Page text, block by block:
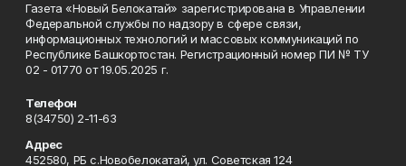
Газета «Новый Белокатай» зарегистрирована в Управлении
Федеральной службы по надзору в сфере связи,
информационных технологий и массовых коммуникаций по
Республике Башкортостан. Регистрационный номер ПИ № ТУ
02 - 01770 от 19.05.2025 г.
Телефон
8(34750) 2-11-63
Адрес
452580, РБ с.Новобелокатай, ул. Советская 124